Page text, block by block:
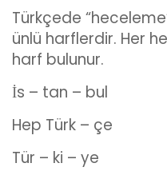
Türkçede
ünlü harflerdir. Her
harf bulunur.
İs – tan – bul
Hep Türk – çe
Tür – ki – ye